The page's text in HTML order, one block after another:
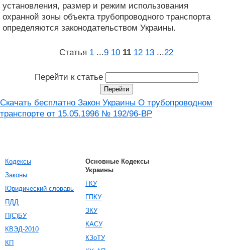
установления, размер и режим использования
охранной зоны объекта трубопроводного транспорта
определяются законодательством Украины.
Статья 1 ...9 10 11 12 13 ...22
Перейти к статье
Скачать бесплатно Закон Украины О трубопроводном
транспорте от 15.05.1996 № 192/96-ВР
Кодексы
Законы
Юридический словарь
ПДД
П(С)БУ
КВЭД-2010
КП
Основные Кодексы
Украины
ГКУ
ГПКУ
ЗКУ
КАСУ
КЗоТУ